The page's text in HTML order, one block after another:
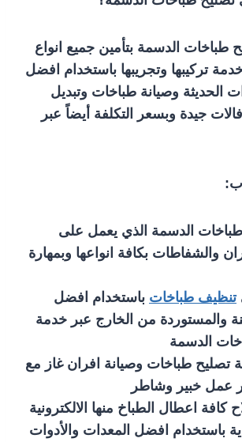
طباخات الدسمة بتأمين جميع انواع
تركيبها وتجريبها باستخدام افضل
الحديثة وصيانة طباخات وتبديل
فالات جيدة وبسعر التكلفة أيضاً عبر
ب:
الدسمة الذي يعمل على
والشفاطات بكافة انواعها وبمهارة
تنظيف طباخات باستخدام افضل
والمستوردة من الخارج عبر خدمة
الدسمة
تصليح طباخات وصيانة افران غاز مع
عمل خبير وشاطر
كافة اعطال الطباخ منها الالكترونية
باستخدام افضل المعدات والأدوات